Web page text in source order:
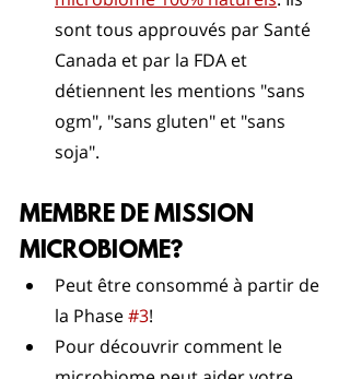
sont tous approuvés par Santé
Canada et par la FDA et
détiennent les mentions "sans
ogm", "sans gluten" et "sans
soja".
MEMBRE DE MISSION
MICROBIOME?
Peut être consommé à partir de
la Phase #3!
Pour découvrir comment le